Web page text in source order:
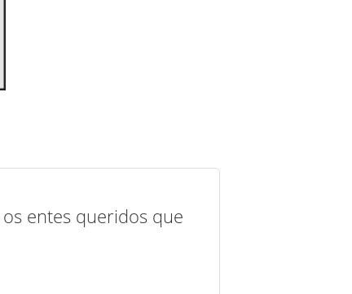
entes queridos que